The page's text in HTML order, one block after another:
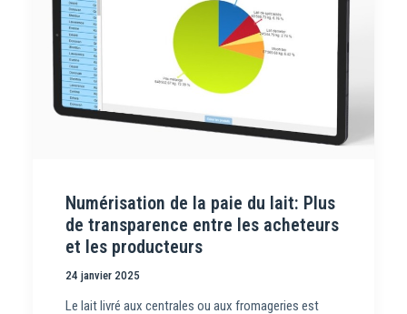
Numérisation de la paie du lait: Plus
de transparence entre les acheteurs
et les producteurs
24 janvier 2025
Le lait livré aux centrales ou aux fromageries est